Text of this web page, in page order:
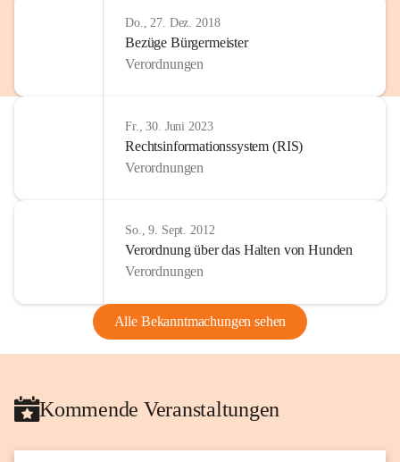
Do., 27. Dez. 2018
Bezüge Bürgermeister
Verordnungen
Fr., 30. Juni 2023
Rechtsinformationssystem (RIS)
Verordnungen
So., 9. Sept. 2012
Verordnung über das Halten von Hunden
Verordnungen
Alle Bekanntmachungen sehen
Kommende Veranstaltungen